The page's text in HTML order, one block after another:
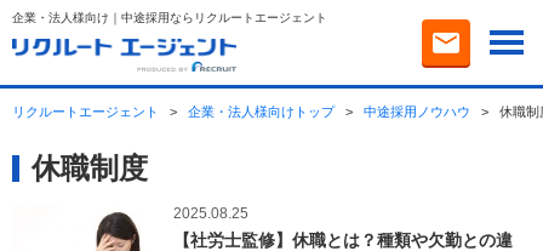
企業・法人様向け｜中途採用ならリクルートエージェント
リクルートエージェント > 企業・法人様向けトップ > 中途採用ノウハウ > 休職制
休職制度
2025.08.25
【社労士監修】休職とは？種類や欠勤との違